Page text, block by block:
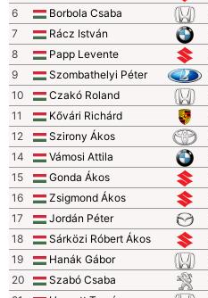
6
Borbola Csaba
7
Rácz István
8
Papp Levente
9
Szombathelyi Péter
10
Czakó Roland
11
Kővári Richárd
12
Szirony Ákos
14
Vámosi Attila
15
Gonda Ákos
16
Zsigmond Ákos
17
Jordán Péter
18
Sárközi Róbert Ákos
19
Hanák Gábor
20
Szabó Csaba